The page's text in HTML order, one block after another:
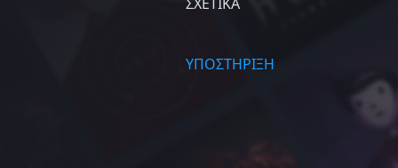
ΣΧΕΤΙΚΆ
ΥΠΟΣΤΗΡΙΞΗ